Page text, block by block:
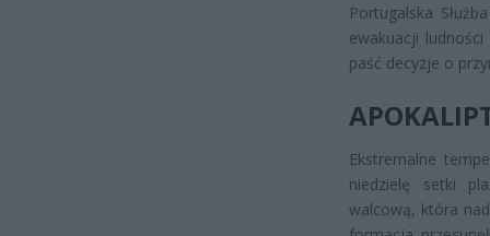
Portugalska
ewakuacji
paść decyzje o
Ekstremalne
niedzielę setki
walcową, która